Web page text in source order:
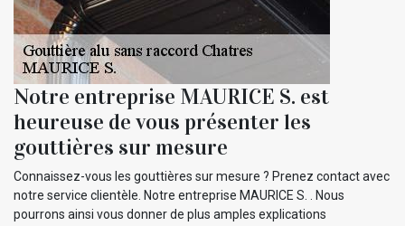
Notre entreprise MAURICE S. est
heureuse de vous présenter les
gouttières sur mesure
Connaissez-vous les gouttières sur mesure ? Prenez contact avec
notre service clientèle. Notre entreprise MAURICE S. . Nous
pourrons ainsi vous donner de plus amples explications